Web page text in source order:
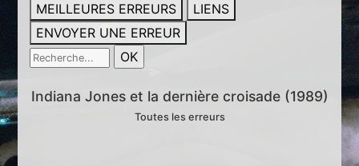
MEILLEURES ERREURS
LIENS
ENVOYER UNE ERREUR
Indiana Jones et la dernière croisade (1989)
Toutes les erreurs